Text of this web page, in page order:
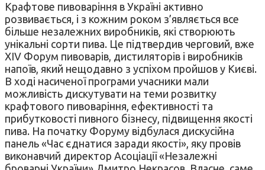
Крафтове пивоваріння в Україні активно
розвивається, і з кожним роком з’являється все
більше незалежних виробників, які створюють
унікальні сорти пива. Це підтвердив черговий, вже
XIV Форум пивоварів, дистиляторів і виробників
напоїв, який нещодавно з успіхом пройшов у Києві.
В ході насиченої програми учасники мали
можливість дискутувати на теми розвитку
крафтового пивоваріння, ефективності та
прибутковості пивного бізнесу, підвищення якості
пива. На початку Форуму відбулася дискусійна
панель «Час єднатися заради якості», яку провів
виконавчий директор Асоціації «Незалежні